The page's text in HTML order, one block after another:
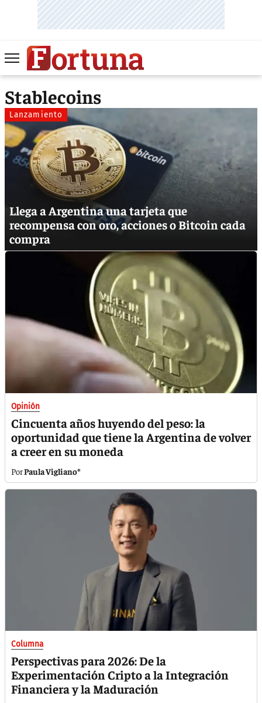
Stablecoins
Lanzamiento
Llega a Argentina una tarjeta que
recompensa con oro, acciones o Bitcoin cada
compra
Opinión
Cincuenta años huyendo del peso: la
oportunidad que tiene la Argentina de volver
a creer en su moneda
Paula Vigliano*
Columna
Perspectivas para 2026: De la
Experimentación Cripto a la Integración
Financiera y la Maduración